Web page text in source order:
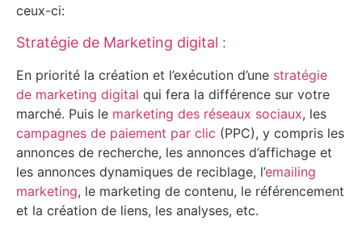
ceux-ci:
Stratégie de Marketing digital :
En priorité la création et l’exécution d’une stratégie
de marketing digital qui fera la différence sur votre
marché. Puis le marketing des réseaux sociaux, les
campagnes de paiement par clic (PPC), y compris les
annonces de recherche, les annonces d’affichage et
les annonces dynamiques de reciblage, l’emailing
marketing, le marketing de contenu, le référencement
et la création de liens, les analyses, etc.